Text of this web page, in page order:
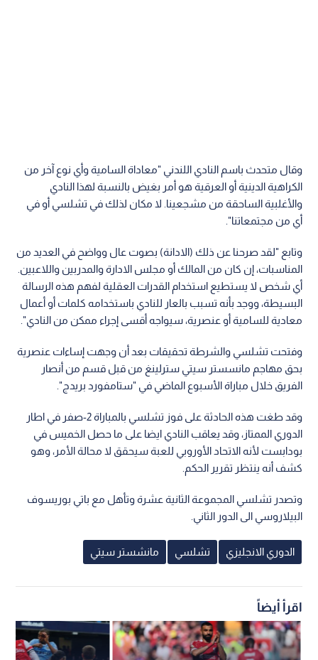
وقال متحدث باسم النادي اللندني "معاداة السامية وأي نوع آخر من
الكراهية الدينية أو العرقية هو أمر بغيض بالنسبة لهذا النادي
والأغلبية الساحقة من مشجعينا. لا مكان لذلك في تشلسي أو في
أي من مجتمعاتنا".
وتابع "لقد صرحنا عن ذلك (الادانة) بصوت عال وواضح في العديد من
المناسبات، إن كان من المالك أو مجلس الادارة والمدربين واللاعبين.
أي شخص لا يستطيع استخدام القدرات العقلية لفهم هذه الرسالة
البسيطة، ووجد بأنه تسبب بالعار للنادي باستخدامه كلمات أو أعمال
معادية للسامية أو عنصرية، سيواجه أقسى إجراء ممكن من النادي".
وفتحت تشلسي والشرطة تحقيقات بعد أن وجهت إساءات عنصرية
بحق مهاجم مانسستر سيتي سترلينغ من قبل قسم من أنصار
الفريق خلال مباراة الأسبوع الماضي في "ستامفورد بريدج".
وقد طغت هذه الحادثة على فوز تشلسي بالمباراة 2-صفر في اطار
الدوري الممتاز، وقد يعاقب النادي ايضا على ما حصل الخميس في
بودابست لأنه الاتحاد الأوروبي للعبة سيحقق لا محالة الأمر، وهو
كشف أنه ينتظر تقرير الحكم.
وتصدر تشلسي المجموعة الثانية عشرة وتأهل مع باتي بوريسوف
البيلاروسي الى الدور الثاني.
الدوري الانجليزي تشلسي مانشستر سيتي
اقرأ أيضاً